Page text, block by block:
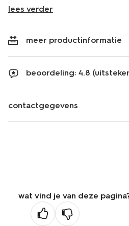
lees verder
meer productinformatie
beoordeling: 4.8
contactgegevens
wat vind je van deze